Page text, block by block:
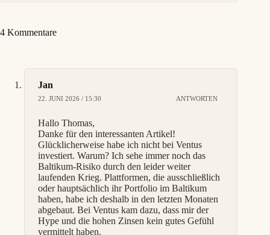
4 Kommentare
Jan
22. JUNI 2026 / 15:30 ANTWORTEN
Hallo Thomas,
Danke für den interessanten Artikel!
Glücklicherweise habe ich nicht bei Ventus
investiert. Warum? Ich sehe immer noch das
Baltikum-Risiko durch den leider weiter
laufenden Krieg. Plattformen, die ausschließlich
oder hauptsächlich ihr Portfolio im Baltikum
haben, habe ich deshalb in den letzten Monaten
abgebaut. Bei Ventus kam dazu, dass mir der
Hype und die hohen Zinsen kein gutes Gefühl
vermittelt haben.